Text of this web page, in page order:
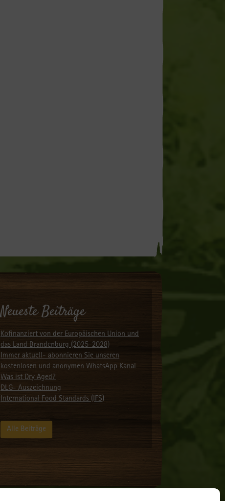
Neueste Beiträge
Kofinanziert von der Europäischen Union und
das Land Brandenburg (2025-2028)
Immer aktuell- abonnieren Sie unseren
kostenlosen und anonymen WhatsApp Kanal
Was ist Dry Aged?
DLG- Auszeichnung
International Food Standards (IFS)
Alle Beiträge